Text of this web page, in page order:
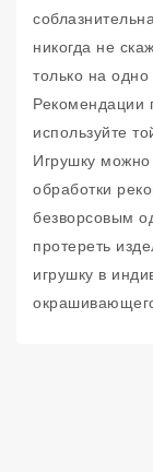
никогда не
только на
Рекомендации
используйте
Игрушку
обработки
безворсовым
протереть
игрушку в